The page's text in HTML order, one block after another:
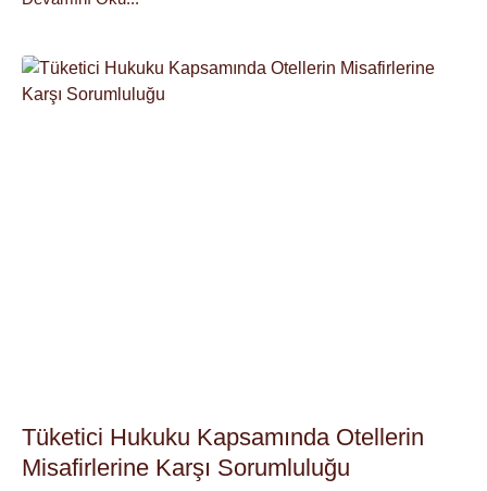
Tüketici Hukuku Kapsamında Otellerin
Misafirlerine Karşı Sorumluluğu